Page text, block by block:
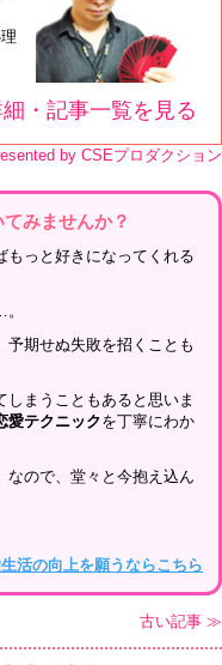
・記事一覧を見る
by CSEプロダクション
みませんか？
もっと好きになってくれる
期せぬ失敗を招くことも
まうこともあると思いま
愛テクニックを丁寧にわか
なので、堂々と今抱え込ん
活の向上を願うならこちら
古い記事 ≫